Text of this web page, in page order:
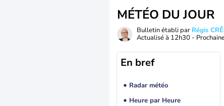
MÉTÉO DU JOUR
Bulletin établi par Régis
Actualisé à 12h30 -
En bref
Radar météo
Heure par Heure